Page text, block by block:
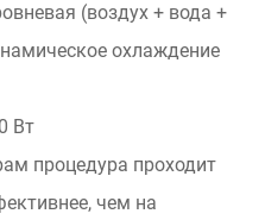
(воздух + вода +
охлаждение
Вт
процедура проходит
чем на